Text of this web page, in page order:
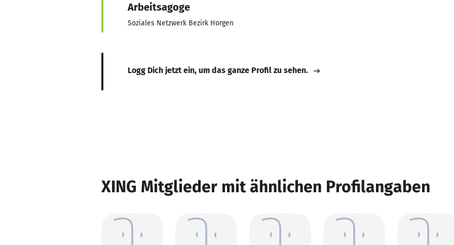
Arbeitsagoge
Soziales Netzwerk Bezirk Horgen
Logg Dich jetzt ein, um das ganze Profil zu sehen.
XING Mitglieder mit ähnlichen Profilangaben